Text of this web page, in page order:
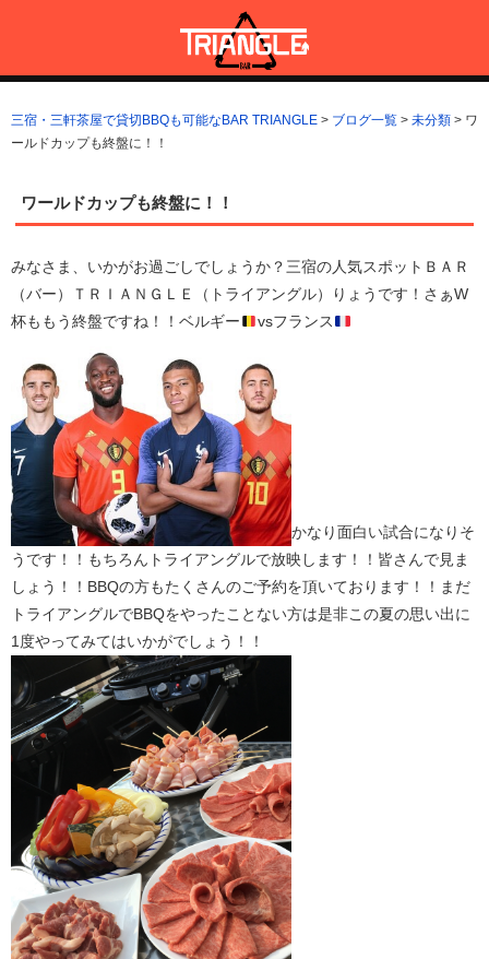
ン
へ
三宿・三軒茶屋で貸切BBQも可能なBAR TRIANGLE
三宿・三軒茶屋A5ランクの貸切BBQも可能なBAR TRIANGLE(バー・
トライアングル)
三宿・三軒茶屋で貸切BBQも可能なBAR TRIANGLE > ブログ一覧 > 未分類 > ワ
ールドカップも終盤に！！
ワールドカップも終盤に！！
みなさま、いかがお過ごしでしょうか？三宿の人気スポットＢＡＲ
（バー）ＴＲＩＡＮＧＬＥ（トライアングル）りょうです！さぁW
杯ももう終盤ですね！！ベルギー
vsフランス
かなり面白い試合になりそ
うです！！もちろんトライアングルで放映します！！皆さんで見ま
しょう！！BBQの方もたくさんのご予約を頂いております！！まだ
トライアングルでBBQをやったことない方は是非この夏の思い出に
1度やってみてはいかがでしょう！！